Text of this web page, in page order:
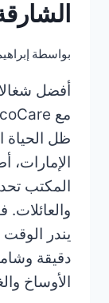
الشارقة
بواسطة
أفضل
ظل الحياة
الإمارات،
المكتب
والعائلات.
يندر
دقيقة
الأوساخ